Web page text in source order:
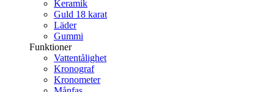
Keramik
Guld 18 karat
Läder
Gummi
Funktioner
Vattentålighet
Kronograf
Kronometer